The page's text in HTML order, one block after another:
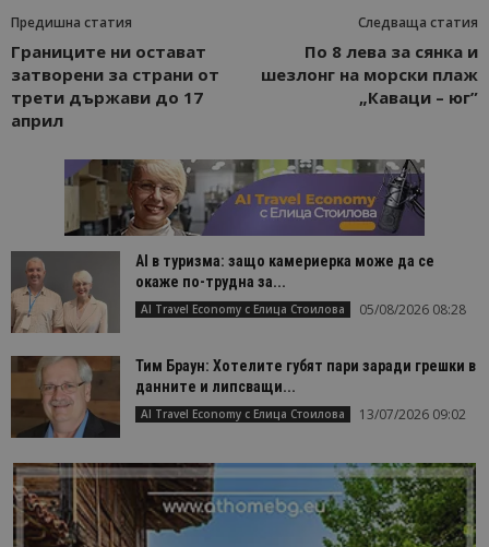
Предишна статия
Границите ни остават
затворени за страни от
трети държави до 17
април
Следваща статия
По 8 лева за сянка и
шезлонг на морски плаж
„Каваци – юг”
AI в туризма: защо камериерка може да се
окаже по-трудна за...
AI Travel Economy с Елица Стоилова 05/08/2026 08:28
Тим Браун: Хотелите губят пари заради грешки в
данните и липсващи...
AI Travel Economy с Елица Стоилова 13/07/2026 09:02